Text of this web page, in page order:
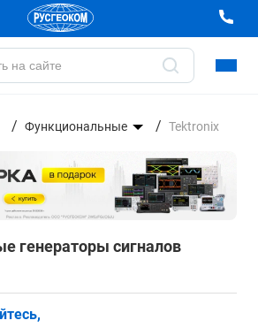
Функциональные Tektronix
генераторы сигналов